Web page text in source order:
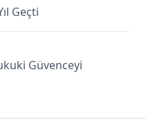
Geçti
Güvenceyi